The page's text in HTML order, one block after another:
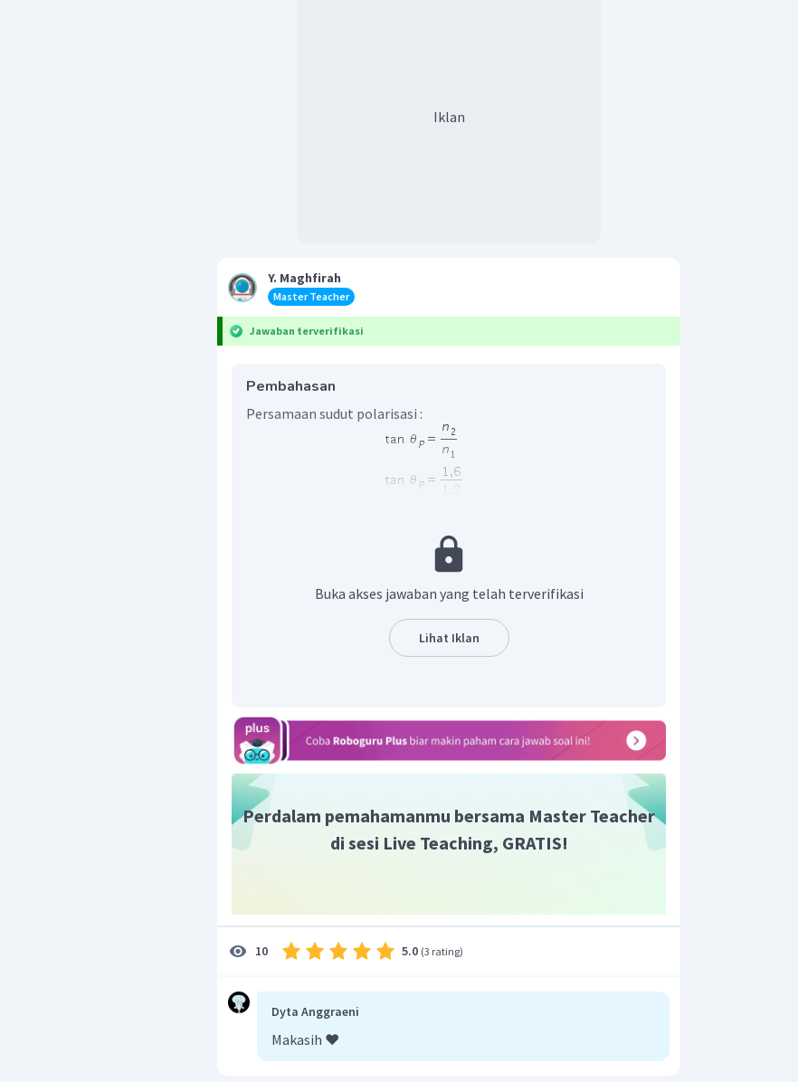
Iklan
Y. Maghfirah
Master Teacher
Jawaban terverifikasi
Pembahasan
Persamaan sudut polarisasi :
Jadi, jawaban yang benar adalah (B).
Buka akses jawaban yang telah terverifikasi
Lihat Iklan
Perdalam pemahamanmu bersama Master Teacher
di sesi Live Teaching, GRATIS!
10 5.0 (3 rating)
Dyta Anggraeni
Makasih ❤️